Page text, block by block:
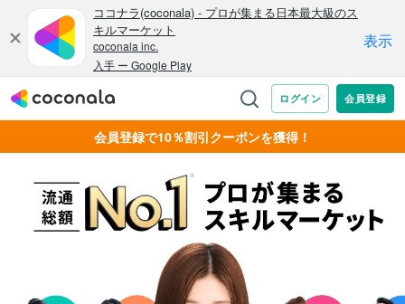
会員登録で10％割引クーポンを獲得！